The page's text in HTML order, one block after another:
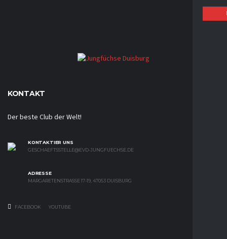
KONTAKT
Der beste Club der Welt!
KONTAKTIER UNS
GESCHAEFTSSTELLE@EVD-JUNGFUECHSE.DE
ADRESSE
MARGARETENSTRASSE 17-19, 47053 DUISBURG
FACEBOOK YOUTUBE